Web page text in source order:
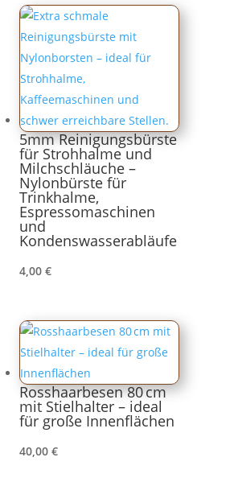
5mm Reinigungsbürste
für Strohhalme und
Milchschläuche –
Nylonbürste für
Trinkhalme,
Espressomaschinen
und
Kondenswasserabläufe
4,00 €
Rosshaarbesen 80 cm
mit Stielhalter – ideal
für große Innenflächen
40,00 €